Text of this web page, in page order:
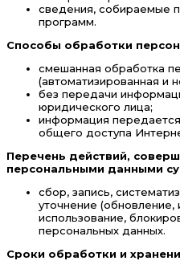
сведения, собираемые
программ.
Способы обработки
смешанная обработка
(автоматизированная и
без передачи
юридического лица;
информация
общего доступа
Перечень действий,
персональными данными
сбор, запись,
уточнение (обновление,
использование,
персональных данных.
Сроки обработки и